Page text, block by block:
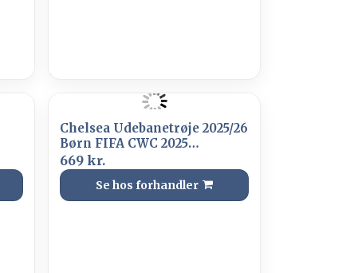
Chelsea Udebanetrøje 2025/26
Børn FIFA CWC 2025
Champions Badge
669 kr.
Se hos forhandler